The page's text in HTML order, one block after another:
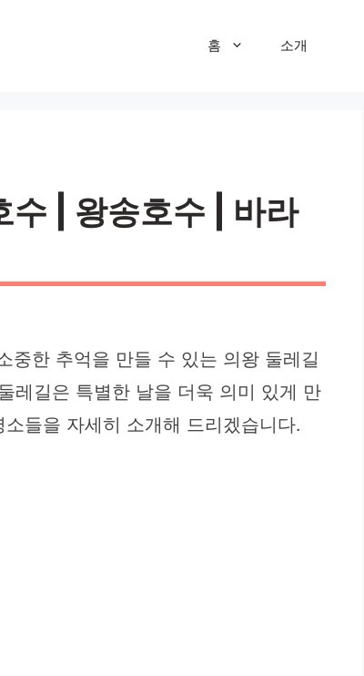
홈 소개
수 | 왕송호수 | 바라
중한 추억을 만들 수 있는 의왕 둘레길
레길은 특별한 날을 더욱 의미 있게 만
들을 자세히 소개해 드리겠습니다.